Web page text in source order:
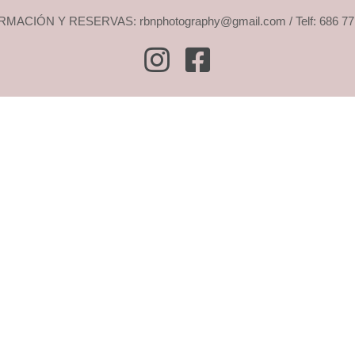
Y RESERVAS: rbnphotography@gmail.com / Telf: 686
Instagram